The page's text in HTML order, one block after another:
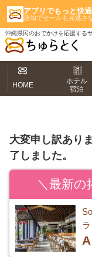
アプリでもっと快
通知でセールも見逃さ
沖縄県民のおでかけを応援する
HOME
ホテル
宿泊
大変申し訳あり
了しました。
＼最新の